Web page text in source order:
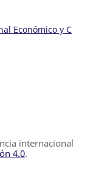
Económico y C
internacional
4.0.